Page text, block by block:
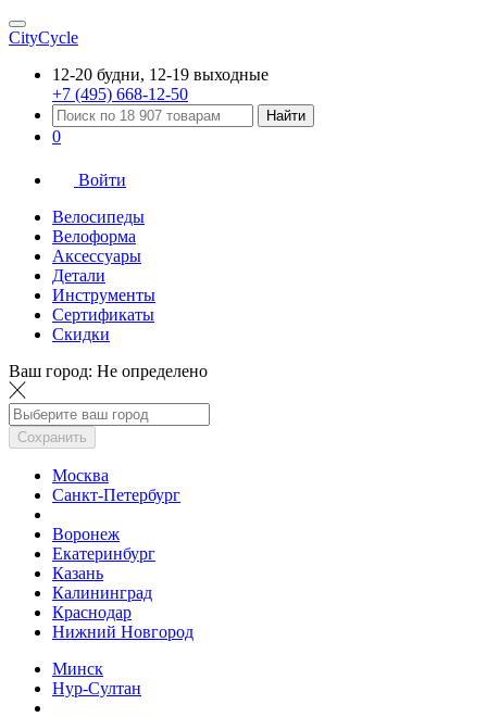
CityCycle
12-20 будни, 12-19 выходные
+7 (495) 668-12-50
Найти
0
Войти
Велосипеды
Велоформа
Аксессуары
Детали
Инструменты
Сертификаты
Скидки
Ваш город: Не определено
Сохранить
Москва
Санкт-Петербург
Воронеж
Екатеринбург
Казань
Калининград
Краснодар
Нижний Новгород
Минск
Нур-Султан